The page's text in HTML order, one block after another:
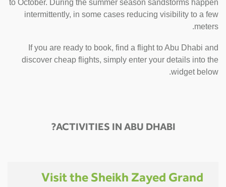
to October. During the summer season sandstorms happen
intermittently, in some cases reducing visibility to a few
meters.
If you are ready to book, find a flight to Abu Dhabi and
discover cheap flights, simply enter your details into the
widget below.
ACTIVITIES IN ABU DHABI?
Visit the Sheikh Zayed Grand